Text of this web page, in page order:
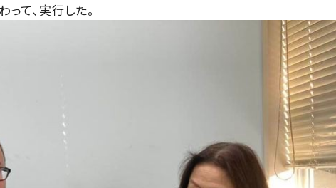
て、実行した。